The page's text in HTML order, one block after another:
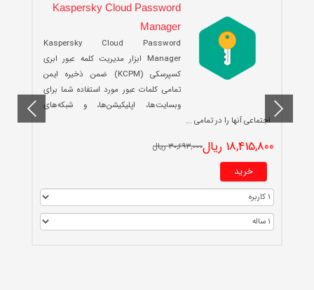
Kaspersky Cloud Password
Manager
Kaspersky Cloud Password
Manager ابزار مدیریت کلمه عبور ابری
کسپرسکی (KCPM) ضمن ذخیره ایمن
تمامی کلمات عبور مورد استفاده شما برای
وبسایت‌ها، اپلیکیشن‌ها، و شبکه‌های
اجتماعی آنها را در تمامی ...
18,415,800 ریال 30,693,000 ریال
خرید